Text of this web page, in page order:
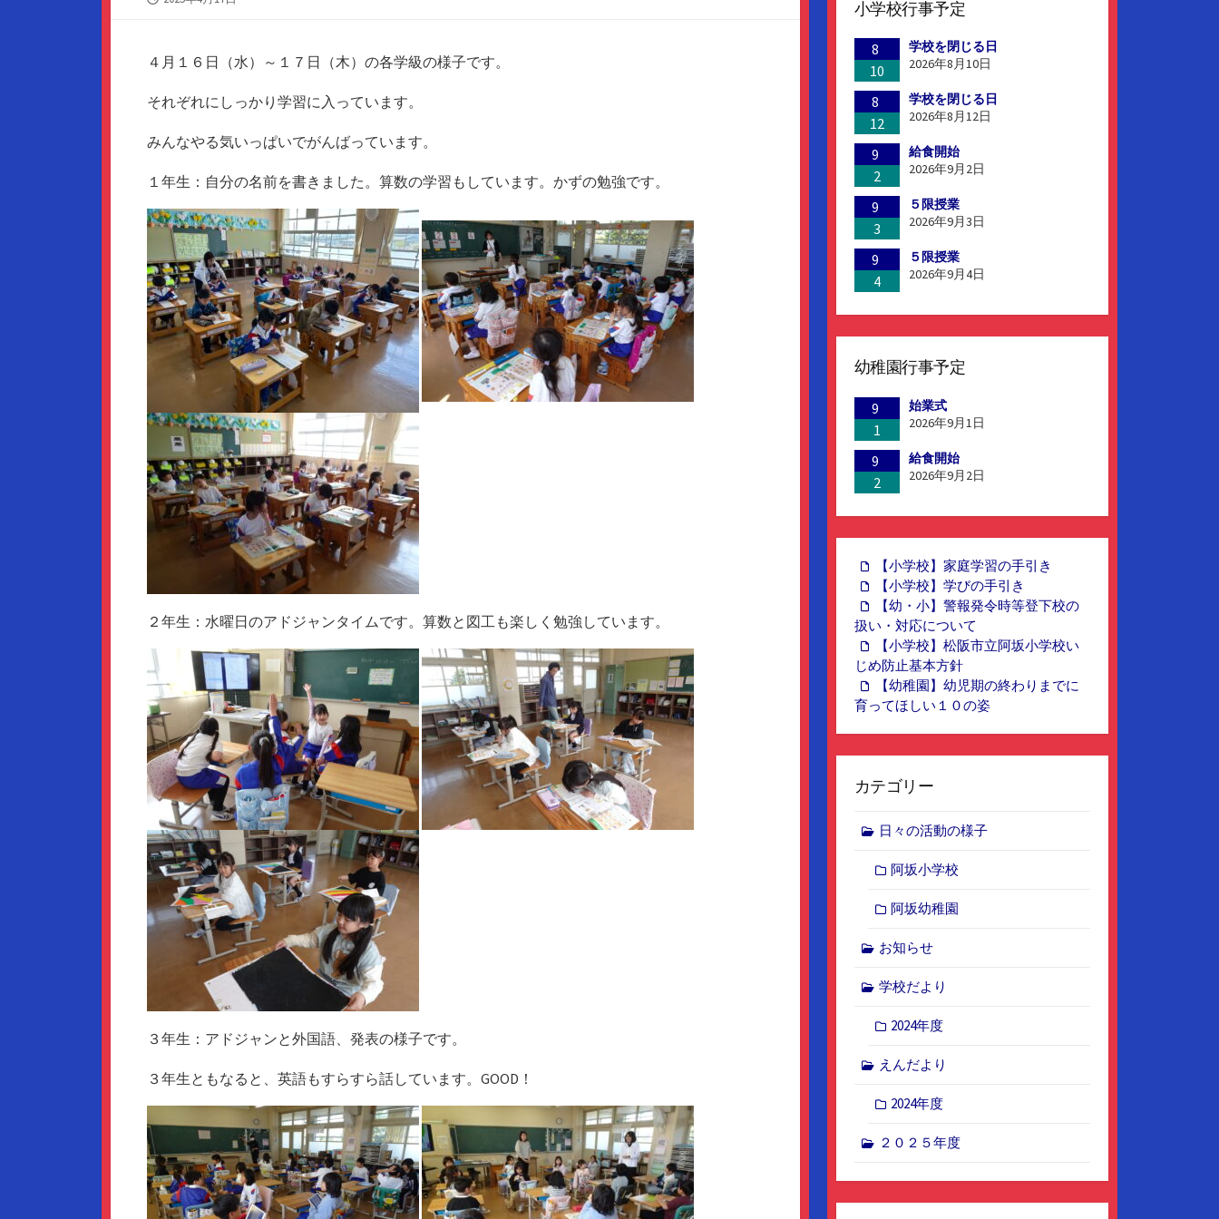
４月１６日（水）～１７日（木）の各学級の様子です。
それぞれにしっかり学習に入っています。
みんなやる気いっぱいでがんばっています。
１年生：自分の名前を書きました。算数の学習もしています。かずの勉強です。
２年生：水曜日のアドジャンタイムです。算数と図工も楽しく勉強しています。
３年生：アドジャンと外国語、発表の様子です。
３年生ともなると、英語もすらすら話しています。GOOD！
小学校行事予定
8
10
学校を閉じる日
2026年8月10日
8
12
学校を閉じる日
2026年8月12日
9
2
給食開始
2026年9月2日
9
3
５限授業
2026年9月3日
9
4
５限授業
2026年9月4日
幼稚園行事予定
9
1
始業式
2026年9月1日
9
2
給食開始
2026年9月2日
【小学校】家庭学習の手引き
【小学校】学びの手引き
【幼・小】警報発令時等登下校の
扱い・対応について
【小学校】松阪市立阿坂小学校い
じめ防止基本方針
【幼稚園】幼児期の終わりまでに
育ってほしい１０の姿
カテゴリー
日々の活動の様子
阿坂小学校
阿坂幼稚園
お知らせ
学校だより
2024年度
えんだより
2024年度
２０２５年度